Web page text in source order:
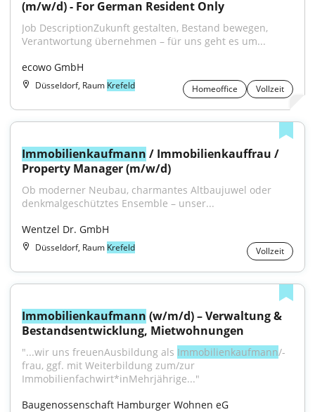
(m/w/d) - For German Resident Only
Job DescriptionZukunft gestalten, Bestand bewegen,
Verantwortung übernehmen – für uns geht es um...
ecowo GmbH
Düsseldorf, Raum Krefeld Homeoffice Vollzeit
Immobilienkaufmann / Immobilienkauffrau /
Property Manager (m/w/d)
Ob moderner Neubau, charmantes Altbaujuwel oder
denkmalgeschütztes Ensemble – unser...
Wentzel Dr. GmbH
Düsseldorf, Raum Krefeld Vollzeit
Immobilienkaufmann (w/m/d) – Verwaltung &
Bestandsentwicklung, Mietwohnungen
"...wir uns freuenAusbildung als Immobilienkaufmann/-
frau, ggf. mit Weiterbildung zum/zur
Immobilienfachwirt*inMehrjährige..."
Baugenossenschaft Hamburger Wohnen eG